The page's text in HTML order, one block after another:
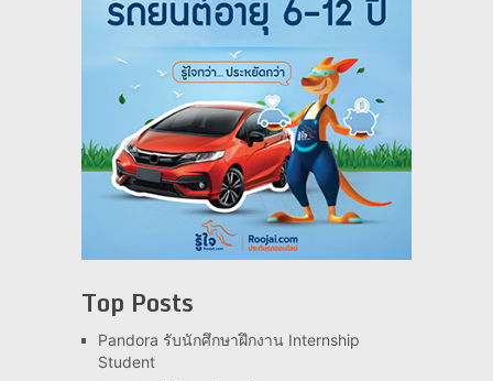
Top Posts
Pandora รับนักศึกษาฝึกงาน Internship
Student